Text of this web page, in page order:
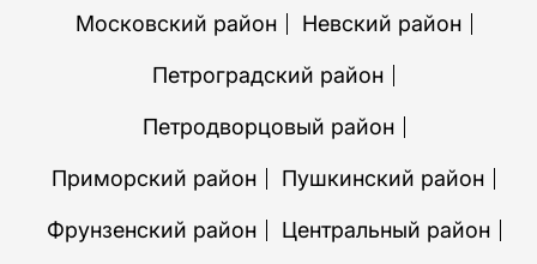
Московский район Невский район
Петроградский район
Петродворцовый район
Приморский район Пушкинский район
Фрунзенский район Центральный район